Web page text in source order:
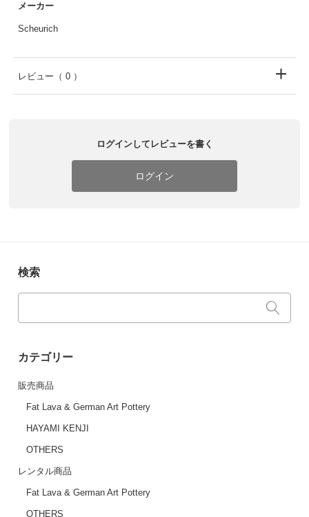
メーカー
Scheurich
レビュー （ 0 ）
ログインしてレビューを書く
ログイン
検索
カテゴリー
販売商品
Fat Lava & German Art Pottery
HAYAMI KENJI
OTHERS
レンタル商品
Fat Lava & German Art Pottery
OTHERS